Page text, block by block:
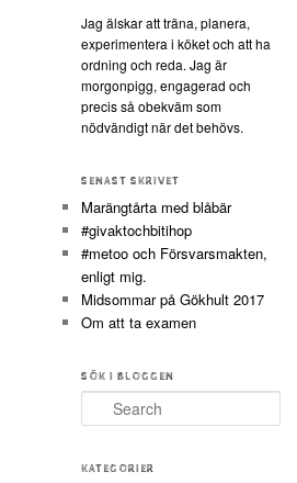
Jag älskar att träna, planera,
experimentera i köket och att ha
ordning och reda. Jag är
morgonpigg, engagerad och
precis så obekväm som
nödvändigt när det behövs.
SENAST SKRIVET
Marängtårta med blåbär
#givaktochbitihop
#metoo och Försvarsmakten,
enligt mig.
Midsommar på Gökhult 2017
Om att ta examen
SÖK I BLOGGEN
Search
KATEGORIER